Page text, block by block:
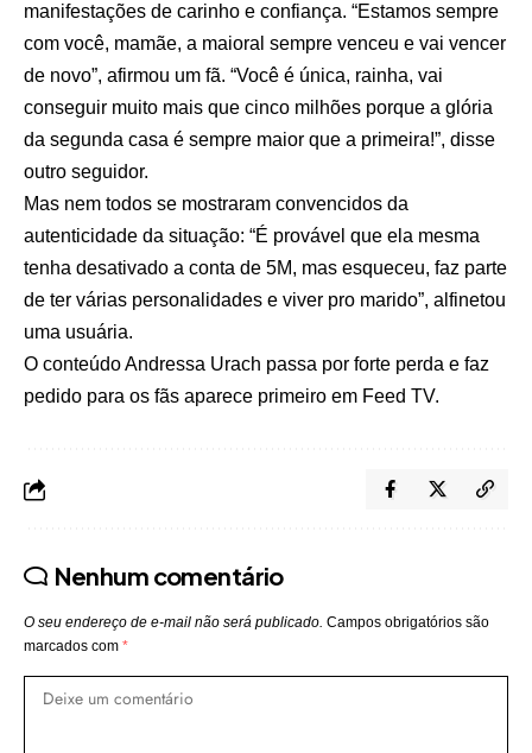
manifestações de carinho e confiança. “Estamos sempre
com você, mamãe, a maioral sempre venceu e vai vencer
de novo”, afirmou um fã. “Você é única, rainha, vai
conseguir muito mais que cinco milhões porque a glória
da segunda casa é sempre maior que a primeira!”, disse
outro seguidor.
Mas nem todos se mostraram convencidos da
autenticidade da situação: “É provável que ela mesma
tenha desativado a conta de 5M, mas esqueceu, faz parte
de ter várias personalidades e viver pro marido”, alfinetou
uma usuária.
O conteúdoAndressa Urach passa por forte perda e faz
pedido para os fãs aparece primeiro em Feed TV.
Nenhum comentário
O seu endereço de e-mail não será publicado. Campos obrigatórios são
marcados com *